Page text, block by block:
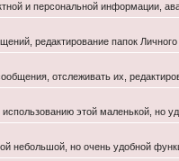
и персональной информации,
редактирование папок
отслеживать их,
этой маленькой, но
небольшой, но очень удобной